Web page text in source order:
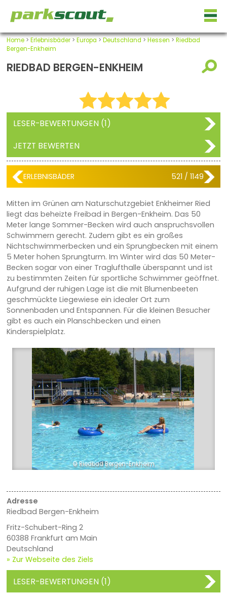
Home> Erlebnisbäder> Europa > Deutschland > Hessen > Riedbad
Bergen-Enkheim
RIEDBAD BERGEN-ENKHEIM
LESER-BEWERTUNGEN (1)
JETZT BEWERTEN
ERLEBNISBÄDER 521 / 1149
Mitten im Grünen am Naturschutzgebiet Enkheimer Ried
liegt das beheizte Freibad in Bergen-Enkheim. Das 50
Meter lange Sommer-Becken wird auch anspruchsvollen
Schwimmern gerecht. Zudem gibt es ein großes
Nichtschwimmerbecken und ein Sprungbecken mit einem
5 Meter hohen Sprungturm. Im Winter wird das 50 Meter-
Becken sogar von einer Traglufthalle überspannt und ist
zu bestimmten Zeiten für sportliche Schwimmer geöffnet.
Aufgrund der ruhigen Lage ist die mit Blumenbeeten
geschmückte Liegewiese ein idealer Ort zum
Sonnenbaden und Entspannen. Für die kleinen Besucher
gibt es auch ein Planschbecken und einen
Kinderspielplatz.
© Riedbad Bergen-Enkheim
Adresse
Riedbad Bergen-Enkheim
Fritz-Schubert-Ring 2
60388 Frankfurt am Main
Deutschland
» Zur Webseite des Ziels
LESER-BEWERTUNGEN (1)